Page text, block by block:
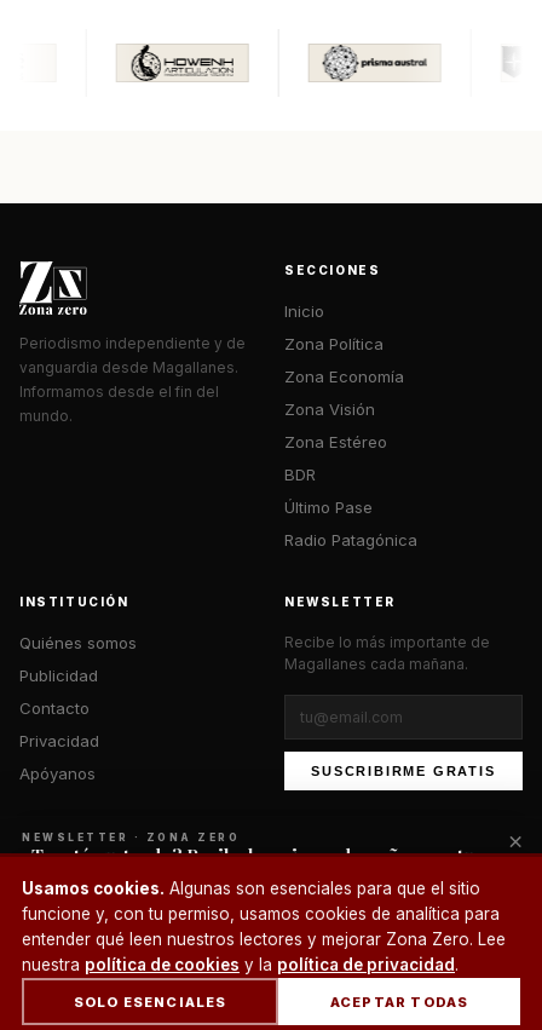
Periodismo independiente y de
vanguardia desde Magallanes.
Informamos desde el fin del
mundo.
SECCIONES
Inicio
Zona Política
Zona Economía
Zona Visión
Zona Estéreo
BDR
Último Pase
Radio Patagónica
INSTITUCIÓN
Quiénes somos
Publicidad
Contacto
Privacidad
Apóyanos
NEWSLETTER
Recibe lo más importante de
Magallanes cada mañana.
SUSCRIBIRME GRATIS
© 2026 Zona Zero Media. Todos los derechos reservados.
Usamos cookies. Algunas son esenciales para que el sitio
funcione y, con tu permiso, usamos cookies de analítica para
entender qué leen nuestros lectores y mejorar Zona Zero. Lee
nuestra política de cookies y la política de privacidad.
SOLO ESENCIALES ACEPTAR TODAS
¿Un café?
INICIO SECCIONES BUSCAR CUENTA
NEWSLETTER · ZONA ZERO
¿Te está gustando? Recibe lo mejor cada mañana en tu
correo.
SUSCRIBIRME
×